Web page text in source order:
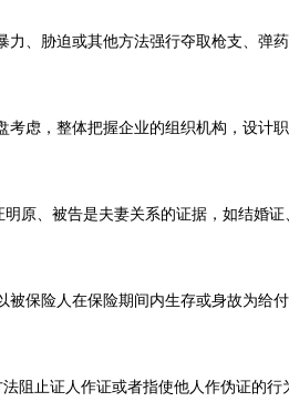
、胁迫或其他方法强行夺取枪支、弹
虑，整体把握企业的组织机构，设计
告是夫妻关系的证据，如结婚证
险人在保险期间内生存或身故为给
止证人作证或者指使他人作伪证的行